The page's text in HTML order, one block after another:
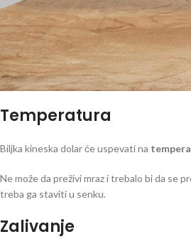
Temperatura
Biljka kineska dolar će uspevati na
Ne može da preživi mraz i trebalo bi da se
treba ga staviti u senku.
Zalivanje